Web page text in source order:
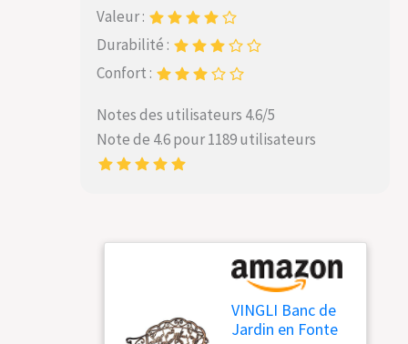
Valeur :
Durabilité :
Confort :
Notes des utilisateurs 4.6/5
Note de 4.6 pour 1189 utilisateurs
VINGLI Banc de
Jardin en Fonte